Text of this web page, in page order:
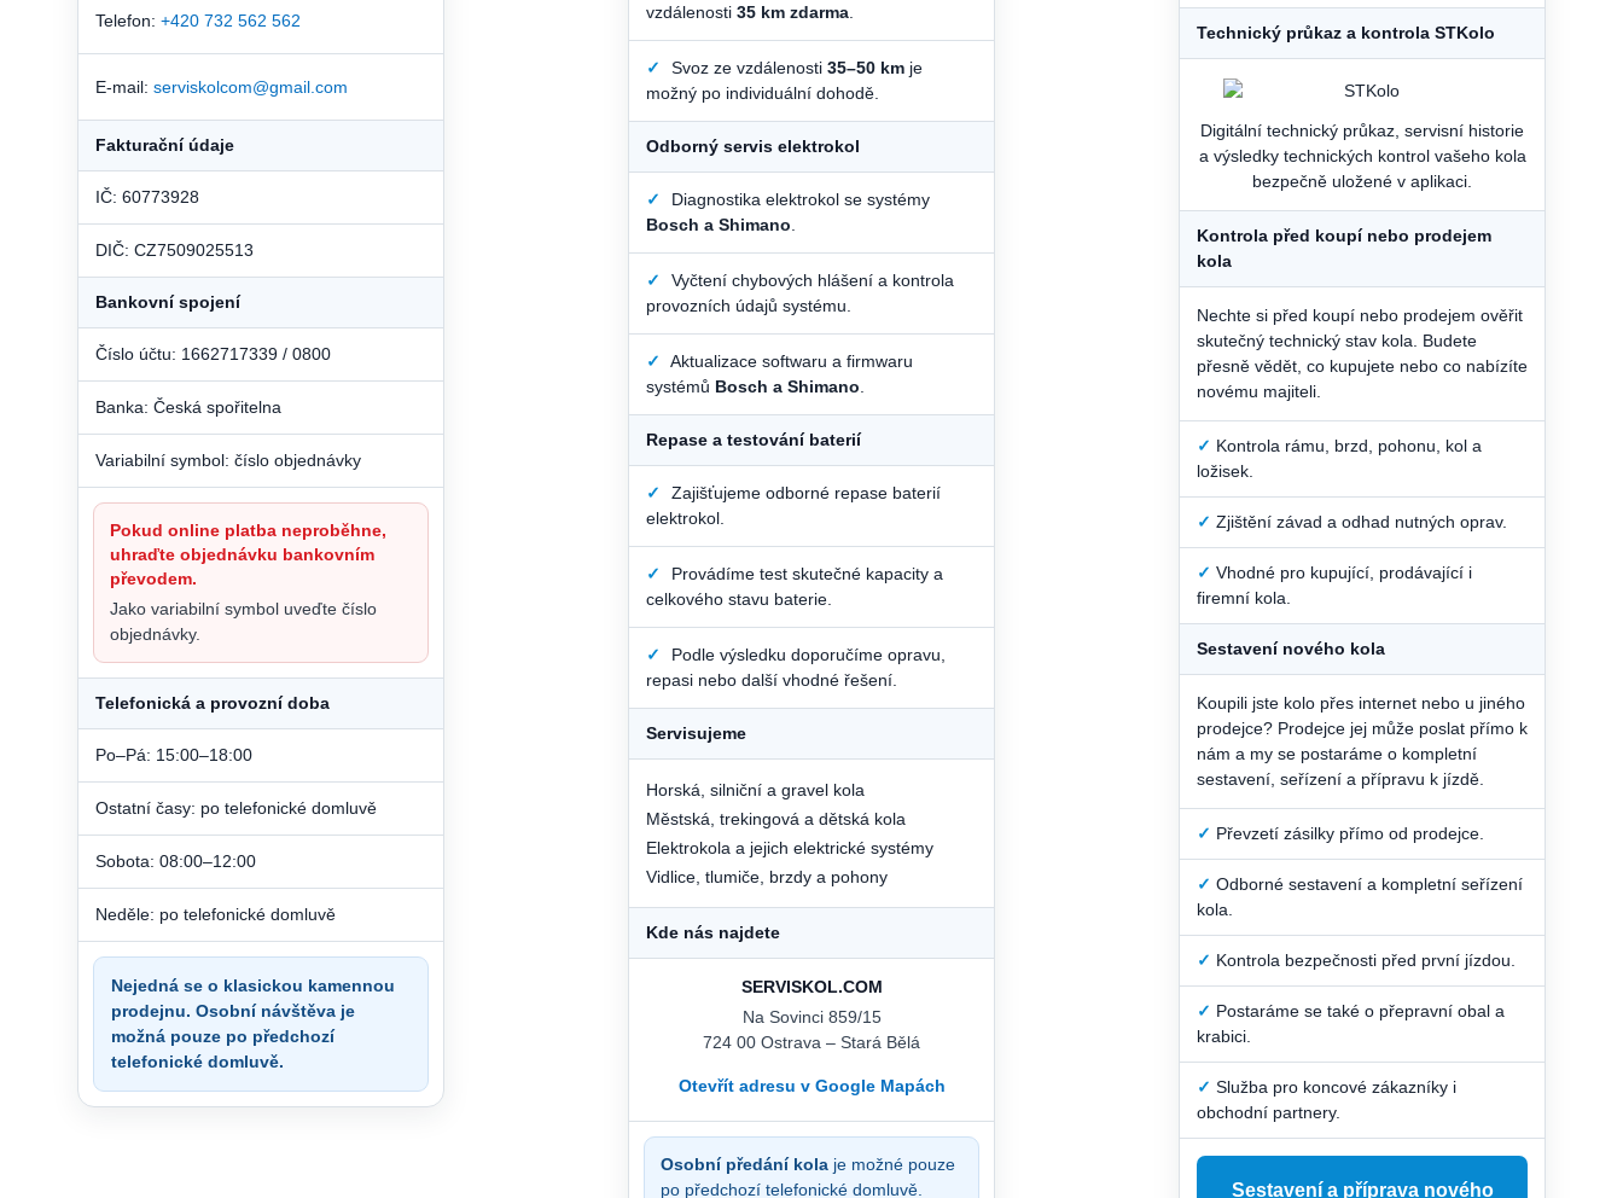
Telefon: +420 732 562 562
E-mail: serviskolcom@gmail.com
Fakturační údaje
IČ: 60773928
DIČ: CZ7509025513
Bankovní spojení
Číslo účtu: 1662717339 / 0800
Banka: Česká spořitelna
Variabilní symbol: číslo objednávky
Pokud online platba neproběhne,
uhraďte objednávku bankovním
převodem.
Jako variabilní symbol uveďte číslo
objednávky.
Telefonická a provozní doba
Po–Pá: 15:00–18:00
Ostatní časy: po telefonické domluvě
Sobota: 08:00–12:00
Neděle: po telefonické domluvě
Nejedná se o klasickou kamennou
prodejnu. Osobní návštěva je
možná pouze po předchozí
telefonické domluvě.
vzdálenosti 35 km zdarma
✓ Svoz ze vzdálenosti 35–50 km je
možný po individuální dohodě.
Odborný servis elektrokol
✓
Diagnostika elektrokol se systémy
Bosch a Shimano
✓
Vyčtení chybových hlášení a kontrola
provozních údajů systému.
✓
Aktualizace softwaru a firmwaru
systémů Bosch a Shimano
Repase a testování baterií
✓
Zajišťujeme odborné repase baterií
elektrokol.
✓
Provádíme test skutečné kapacity a
celkového stavu baterie.
✓
Podle výsledku doporučíme opravu,
repasi nebo další vhodné řešení.
Servisujeme
Horská, silniční a gravel kola
Městská, trekingová a dětská kola
Elektrokola a jejich elektrické systémy
Vidlice, tlumiče, brzdy a pohony
Kde nás najdete
SERVISKOL.COM
Na Sovinci 859/15
724 00 Ostrava – Stará Bělá
Otevřít adresu v Google Mapách
Osobní předání kola je možné pouze
po předchozí telefonické domluvě.
Technický průkaz a kontrola STKolo
Digitální technický průkaz, servisní historie
a výsledky technických kontrol vašeho kola
bezpečně uložené v aplikaci.
Kontrola před koupí nebo prodejem
kola
Nechte si před koupí nebo prodejem ověřit
skutečný technický stav kola. Budete
přesně vědět, co kupujete nebo co nabízíte
novému majiteli.
✓ Kontrola rámu, brzd, pohonu, kol a
ložisek.
✓ Zjištění závad a odhad nutných oprav.
✓ Vhodné pro kupující, prodávající i
firemní kola.
Sestavení nového kola
Koupili jste kolo přes internet nebo u jiného
prodejce? Prodejce jej může poslat přímo k
nám a my se postaráme o kompletní
sestavení, seřízení a přípravu k jízdě.
✓ Převzetí zásilky přímo od prodejce.
✓ Odborné sestavení a kompletní seřízení
kola.
✓ Kontrola bezpečnosti před první jízdou.
✓ Postaráme se také o přepravní obal a
krabici.
✓ Služba pro koncové zákazníky i
obchodní partnery.
Sestavení a příprava nového